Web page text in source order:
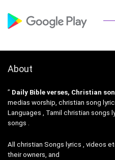
About
” Daily Bible verses, Christian
medias worship, christian song
Languages , Tamil christian songs
songs .
All christian Songs lyrics , videos
their owners, and